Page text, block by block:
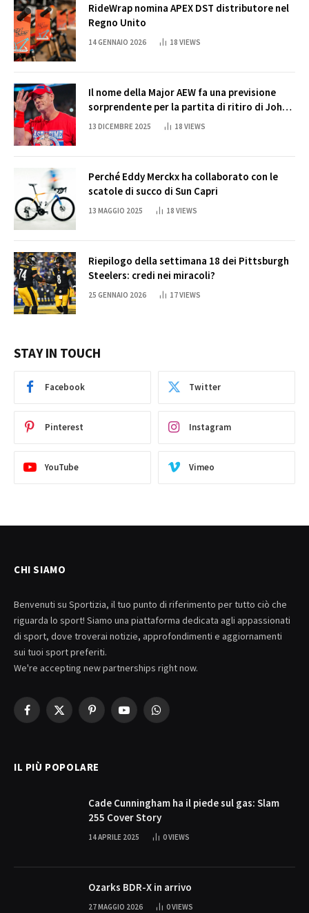
RideWrap nomina APEX DST distributore nel
Regno Unito
14 GENNAIO 2026 18 VIEWS
Il nome della Major AEW fa una previsione
sorprendente per la partita di ritiro di John
Cena
13 DICEMBRE 2025 18 VIEWS
Perché Eddy Merckx ha collaborato con le
scatole di succo di Sun Capri
13 MAGGIO 2025 18 VIEWS
Riepilogo della settimana 18 dei Pittsburgh
Steelers: credi nei miracoli?
25 GENNAIO 2026 17VIEWS
STAY IN TOUCH
Facebook Twitter
Pinterest Instagram
YouTube Vimeo
CHI SIAMO
Benvenuti su Sportizia, il tuo punto di riferimento per tutto ciò che
riguarda lo sport! Siamo una piattaforma dedicata agli appassionati
di sport, dove troverai notizie, approfondimenti e aggiornamenti
sui tuoi sport preferiti.
We're accepting new partnerships right now.
Facebook
X
PinterestYouTubeWhatsApp
IL PIÙ POPOLARE
Cade Cunningham ha il piede sul gas: Slam
255 Cover Story
14 APRILE 2025 0VIEWS
Ozarks BDR-X in arrivo
27 MAGGIO 2026 0VIEWS